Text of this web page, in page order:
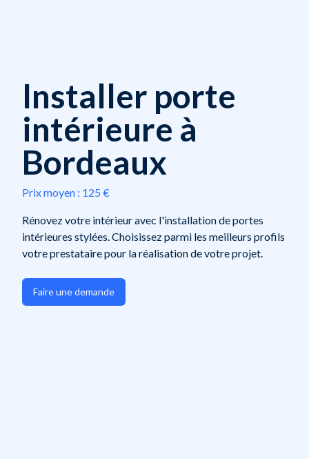
Installer porte
intérieure à
Bordeaux
Prix moyen : 125 €
Rénovez votre intérieur avec l'installation de portes
intérieures stylées. Choisissez parmi les meilleurs profils
votre prestataire pour la réalisation de votre projet.
Faire une demande